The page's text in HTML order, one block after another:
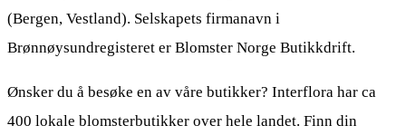
(Bergen, Vestland). Selskapets firmanavn i
Brønnøysundregisteret er Blomster Norge Butikkdrift.
Ønsker du å besøke en av våre butikker? Interflora har ca
400 lokale blomsterbutikker over hele landet. Finn din